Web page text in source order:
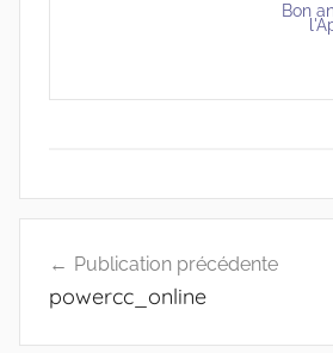
Bon
de
Publication précédente
powercc_online